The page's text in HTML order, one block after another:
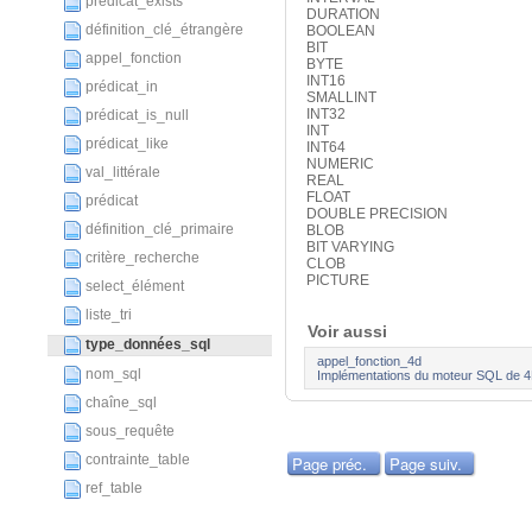
définition_clé_étrangère
appel_fonction
prédicat_in
prédicat_is_null
prédicat_like
val_littérale
prédicat
définition_clé_primaire
critère_recherche
select_élément
liste_tri
type_données_sql
nom_sql
chaîne_sql
sous_requête
contrainte_table
ref_table
DURATION
BOOLEAN
BIT
BYTE
INT16
SMALLINT
INT32
INT
INT64
NUMERIC
REAL
FLOAT
DOUBLE PRECISION
BLOB
BIT VARYING
CLOB
PICTURE
Voir aussi
appel_fonction_4d
Implémentations du moteur SQL de
Page préc. Page suiv.